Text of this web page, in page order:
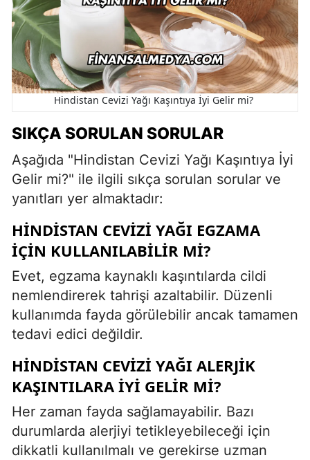
Hindistan Cevizi Yağı Kaşıntıya İyi Gelir mi?
SIKÇA SORULAN SORULAR
Aşağıda "Hindistan Cevizi Yağı Kaşıntıya İyi
Gelir mi?" ile ilgili sıkça sorulan sorular ve
yanıtları yer almaktadır:
HINDISTAN CEVIZI YAĞI EGZAMA
IÇIN KULLANILABILIR MI?
Evet, egzama kaynaklı kaşıntılarda cildi
nemlendirerek tahrişi azaltabilir. Düzenli
kullanımda fayda görülebilir ancak tamamen
tedavi edici değildir.
HINDISTAN CEVIZI YAĞI ALERJIK
KAŞINTILARA IYI GELIR MI?
Her zaman fayda sağlamayabilir. Bazı
durumlarda alerjiyi tetikleyebileceği için
dikkatli kullanılmalı ve gerekirse uzman